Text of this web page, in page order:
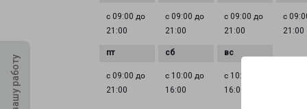
с 09:00 до
21:00
с 09:00 до
21:00
с 09:00 до
21:00
с
21:00
с 09:00 до
21:00
с 10:00 до
16:00
с 10:00 до
16:00